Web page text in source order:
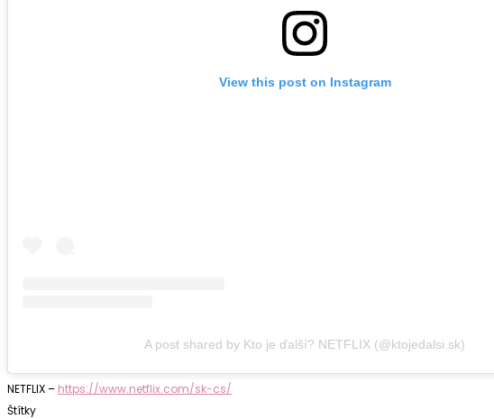
View this post on Instagram
A post shared by Kto je ďalší? NETFLIX (@ktojedalsi.sk)
NETFLIX – https://www.netflix.com/sk-cs/
Štítky